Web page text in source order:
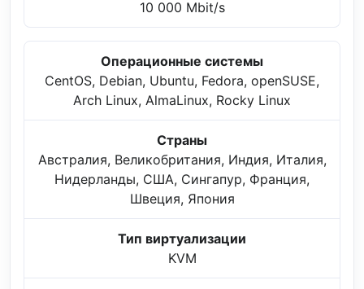
10 000 Mbit/s
Операционные системы
CentOS, Debian, Ubuntu, Fedora, openSUSE,
Arch Linux, AlmaLinux, Rocky Linux
Страны
Австралия, Великобритания, Индия, Италия,
Нидерланды, США, Сингапур, Франция,
Швеция, Япония
Тип виртуализации
KVM